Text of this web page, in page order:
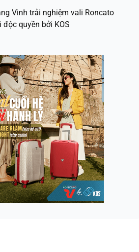
Vinh trải nghiệm vali Roncato
độc quyền bởi KOS